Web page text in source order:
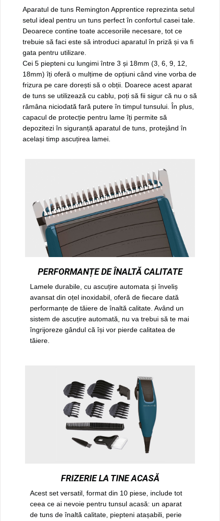
Aparatul de tuns Remington Apprentice reprezinta setul
setul ideal pentru un tuns perfect în confortul casei tale.
Deoarece contine toate accesoriile necesare, tot ce
trebuie să faci este să introduci aparatul în priză și va fi
gata pentru utilizare.
Cei 5 piepteni cu lungimi între 3 și 18mm (3, 6, 9, 12,
18mm) îți oferă o mulțime de opțiuni când vine vorba de
frizura pe care dorești să o obții. Doarece acest aparat
de tuns se utilizează cu cablu, poți să fii sigur că nu o să
rămâna niciodată fară putere în timpul tunsului. În plus,
capacul de protecție pentru lame îți permite să
depozitezi în siguranță aparatul de tuns, protejând în
același timp ascuțirea lamei.
PERFORMANȚE DE ÎNALTĂ CALITATE
Lamele durabile, cu ascuțire automata și înveliș
avansat din oțel inoxidabil, oferă de fiecare dată
performanțe de tăiere de înaltă calitate. Având un
sistem de ascuțire automată, nu va trebui să te mai
îngrijoreze gândul că își vor pierde calitatea de
tăiere.
FRIZERIE LA TINE ACASĂ
Acest set versatil, format din 10 piese, include tot
ceea ce ai nevoie pentru tunsul acasă: un aparat
de tuns de înaltă calitate, piepteni atașabili, perie